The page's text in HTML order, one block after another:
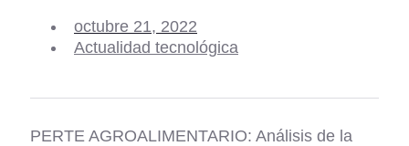
octubre 21, 2022
Actualidad tecnológica
PERTE AGROALIMENTARIO: Análisis de la